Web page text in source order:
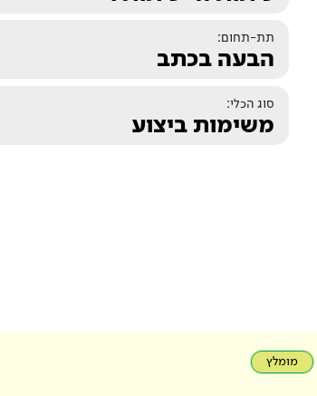
תת-תחום:
הבעה בכתב
סוג הכלי:
משימות ביצוע
מומלץ